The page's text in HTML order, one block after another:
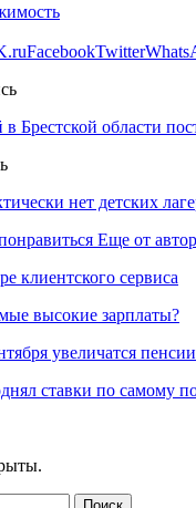
FacebookTwitter
Брестской области
нет детских
Еще от
клиентского сервиса
высокие зарплаты?
увеличатся
ставки по самому